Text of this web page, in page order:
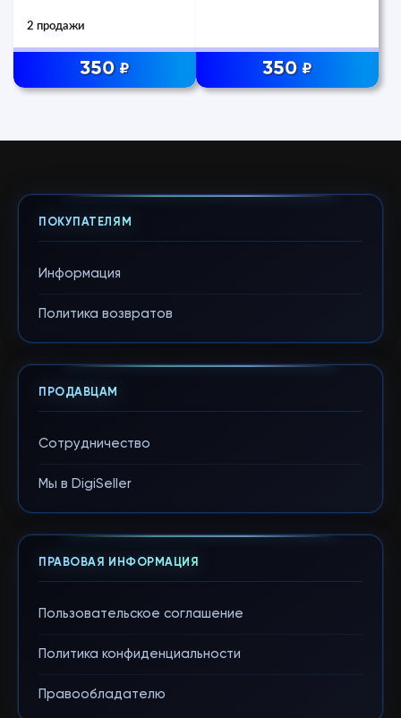
2 продажи
350 ₽ 350 ₽
ПОКУПАТЕЛЯМ
Информация
Политика возвратов
ПРОДАВЦАМ
Сотрудничество
Мы в DigiSeller
ПРАВОВАЯ ИНФОРМАЦИЯ
Пользовательское соглашение
Политика конфиденциальности
Правообладателю